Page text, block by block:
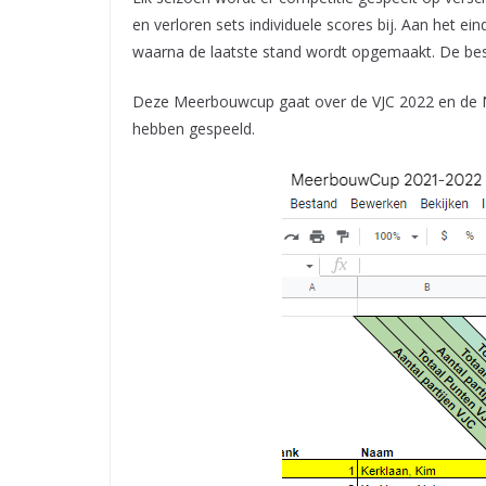
en verloren sets individuele scores bij. Aan het
waarna de laatste stand wordt opgemaakt. De
Deze Meerbouwcup gaat over de VJC 2022 en
hebben gespeeld.